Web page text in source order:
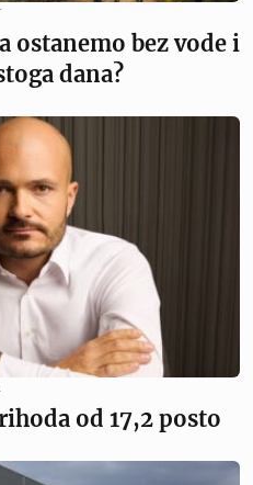
ostanemo bez vode i
dana?
od 17,2 posto